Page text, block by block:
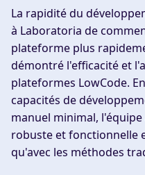
La rapidité du
à Laboratoria de
plateforme plus
démontré l'efficacité et
plateformes LowCode.
capacités de
manuel minimal,
robuste et fonctionnelle
qu'avec les méthodes